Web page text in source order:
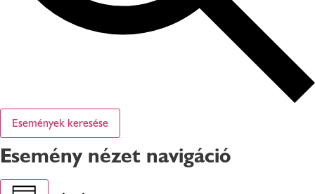
Események keresése
Esemény nézet navigáció